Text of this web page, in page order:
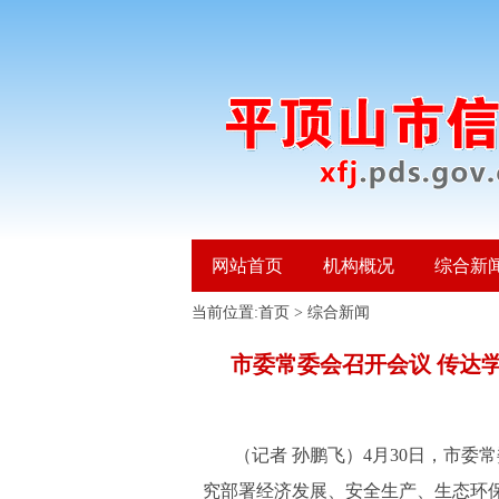
网站首页 机构概况 综合新
当前位置:首页 > 综合新闻
市委常委会召开会议 传达
（记者 孙鹏飞）4月30日，市委
究部署经济发展、安全生产、生态环